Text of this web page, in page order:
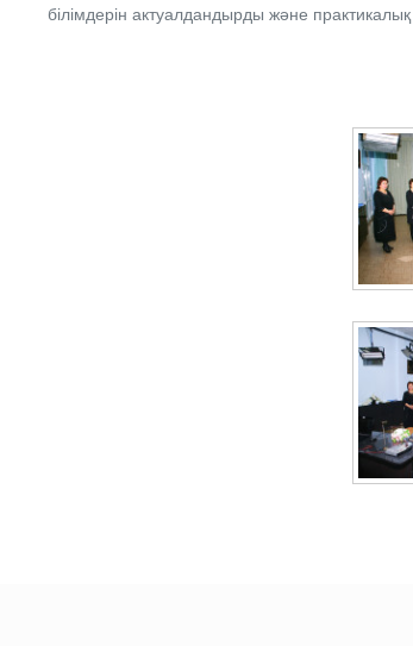
білімдерін актуалдандырды және практикалық